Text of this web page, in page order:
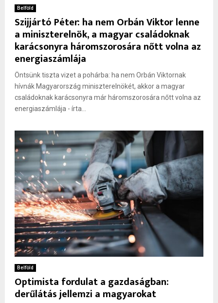
Belföld
Szijjártó Péter: ha nem Orbán Viktor lenne
a miniszterelnök, a magyar családoknak
karácsonyra háromszorosára nőtt volna az
energiaszámlája
Öntsünk tiszta vizet a pohárba: ha nem Orbán Viktornak
hívnák Magyarország miniszterelnökét, akkor a magyar
családoknak karácsonyra már háromszorosára nőtt volna az
energiaszámlája - írta...
Belföld
Optimista fordulat a gazdaságban:
derűlátás jellemzi a magyarokat